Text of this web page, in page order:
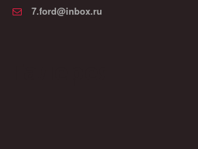
7.ford@inbox.ru